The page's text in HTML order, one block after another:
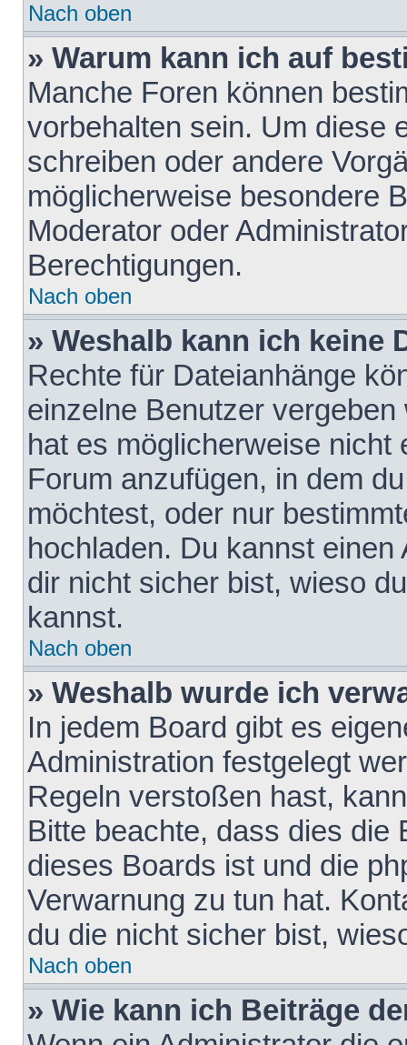
Nach oben
» Warum kann ich auf
Manche Foren können
vorbehalten sein. Um diese
schreiben oder andere
möglicherweise besondere
Moderator oder
Berechtigungen.
Nach oben
» Weshalb kann ich keine
Rechte für Dateianhänge
einzelne Benutzer
hat es möglicherweise nicht
Forum anzufügen, in dem
möchtest, oder nur
hochladen. Du kannst
dir nicht sicher bist, wieso
kannst.
Nach oben
» Weshalb wurde ich
In jedem Board gibt es
Administration festgelegt
Regeln verstoßen hast,
Bitte beachte, dass dies die
dieses Boards ist und die
Verwarnung zu tun hat.
du die nicht sicher bist,
Nach oben
» Wie kann ich Beiträge